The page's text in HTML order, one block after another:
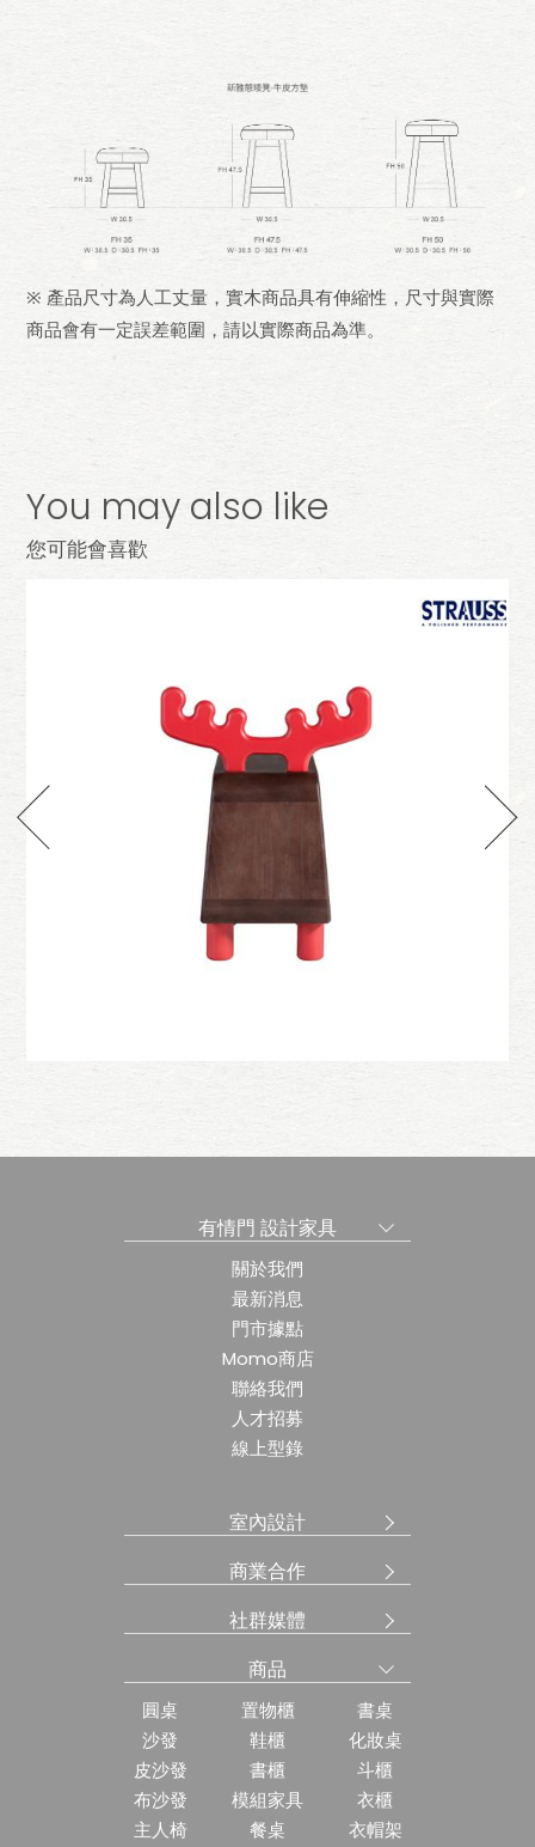
※ 產品尺寸為人工丈量，實木商品具有伸縮性，尺寸與實際
商品會有一定誤差範圍，請以實際商品為準。
You may also like
您可能會喜歡
有情門 設計家具
關於我們
最新消息
門市據點
Momo商店
聯絡我們
人才招募
線上型錄
室內設計
商業合作
社群媒體
商品
圓桌
沙發
皮沙發
布沙發
主人椅
置物櫃
鞋櫃
書櫃
模組家具
餐桌
書桌
化妝桌
斗櫃
衣櫃
衣帽架